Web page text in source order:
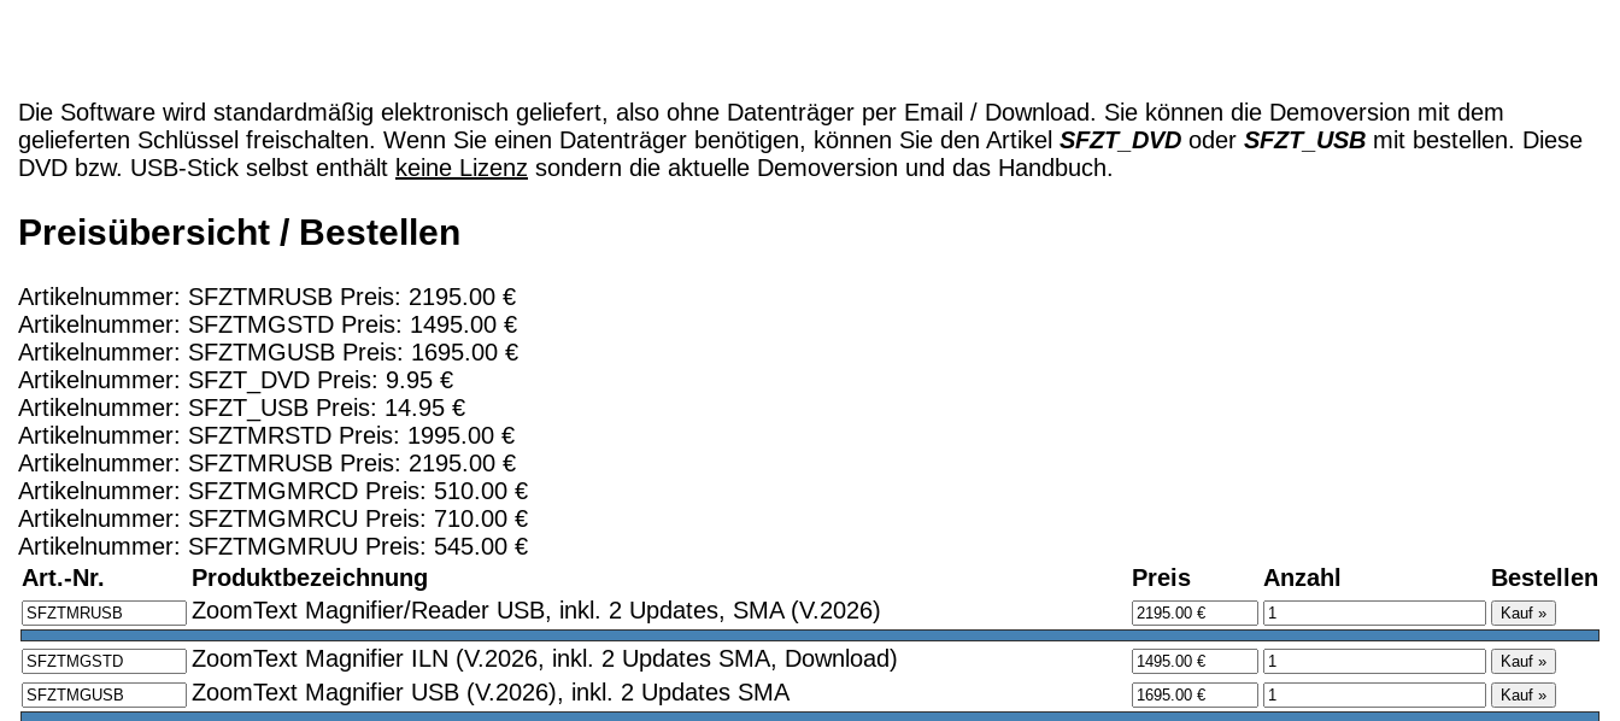
Die Software wird standardmäßig elektronisch geliefert, also ohne Datenträger per Email / Download. Sie können die Demoversion mit dem
gelieferten Schlüssel freischalten. Wenn Sie einen Datenträger benötigen, können Sie den Artikel SFZT_DVD oder SFZT_USB mit bestellen. Diese
DVD bzw. USB-Stick selbst enthält keine Lizenz sondern die aktuelle Demoversion und das Handbuch.
Preisübersicht / Bestellen
Artikelnummer: SFZTMRUSB Preis: 2195.00 €
Artikelnummer: SFZTMGSTD Preis: 1495.00 €
Artikelnummer: SFZTMGUSB Preis: 1695.00 €
Artikelnummer: SFZT_DVD Preis: 9.95 €
Artikelnummer: SFZT_USB Preis: 14.95 €
Artikelnummer: SFZTMRSTD Preis: 1995.00 €
Artikelnummer: SFZTMRUSB Preis: 2195.00 €
Artikelnummer: SFZTMGMRCD Preis: 510.00 €
Artikelnummer: SFZTMGMRCU Preis: 710.00 €
Artikelnummer: SFZTMGMRUU Preis: 545.00 €
Art.-Nr.
Produktbezeichnung Preis Anzahl
Bestellen
ZoomText Magnifier/Reader USB, inkl. 2 Updates, SMA (V.2026)
ZoomText Magnifier ILN (V.2026, inkl. 2 Updates SMA, Download)
ZoomText Magnifier USB (V.2026), inkl. 2 Updates SMA